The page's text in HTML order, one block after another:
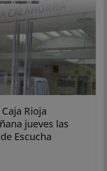
Rioja
jueves las
Escucha